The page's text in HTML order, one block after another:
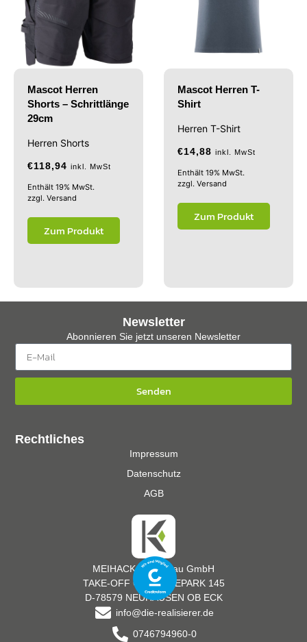
Mascot Herren
Shorts – Schrittlänge
29cm
Herren Shorts
€118,94 inkl. MwSt
Enthält 19% MwSt.
zzgl. Versand
Zum Produkt
Mascot Herren T-
Shirt
Herren T-Shirt
€14,88 inkl. MwSt
Enthält 19% MwSt.
zzgl. Versand
Zum Produkt
MEIHACK Messebau GmbH
TAKE-OFF GEWERBEPARK 145
D-78579 NEUHAUSEN OB ECK
info@die-realisierer.de
0746794960-0
Rechtliches
Impressum
Datenschutz
AGB
Newsletter
Abonnieren Sie jetzt unseren Newsletter
Senden